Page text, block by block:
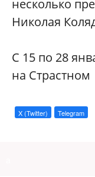
несколько
Николая
С 15 по 28
на Страстном
X (Twitter) Telegram